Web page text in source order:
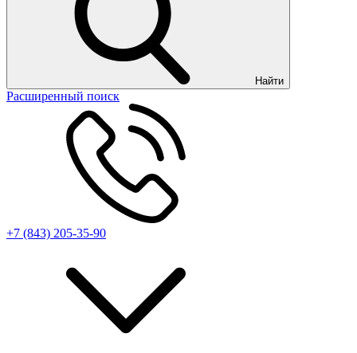
Найти
Расширенный поиск
+7 (843) 205-35-90